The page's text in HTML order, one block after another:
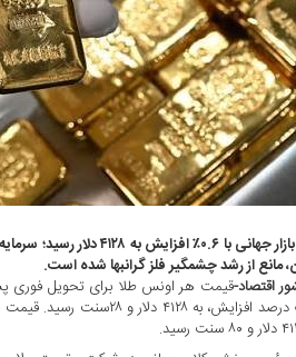
قیمت طلا در بازار جهانی
مانع از رشد چشمگیر فلز گرانبها شده است.
اقتصاد-قیمت هر اونس طلا برای تحویل فوری